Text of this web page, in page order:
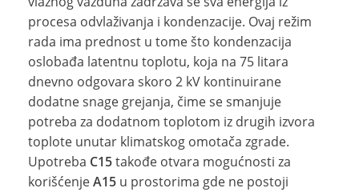
procesa odvlaživanja i kondenzacije. Ovaj režim
rada ima prednost u tome što kondenzacija
oslobađa latentnu toplotu, koja na 75 litara
dnevno odgovara skoro 2 kV kontinuirane
dodatne snage grejanja, čime se smanjuje
potreba za dodatnom toplotom iz drugih izvora
toplote unutar klimatskog omotača zgrade.
Upotreba C15takođe otvara mogućnosti za
korišćenjeA15 u prostorima gde ne postoji